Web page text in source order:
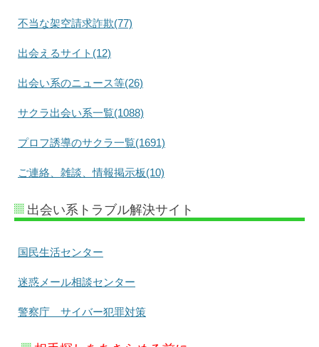
不当な架空請求詐欺(77)
出会えるサイト(12)
出会い系のニュース等(26)
サクラ出会い系一覧(1088)
プロフ誘導のサクラ一覧(1691)
ご連絡、雑談、情報掲示板(10)
出会い系トラブル解決サイト
国民生活センター
迷惑メール相談センター
警察庁 サイバー犯罪対策